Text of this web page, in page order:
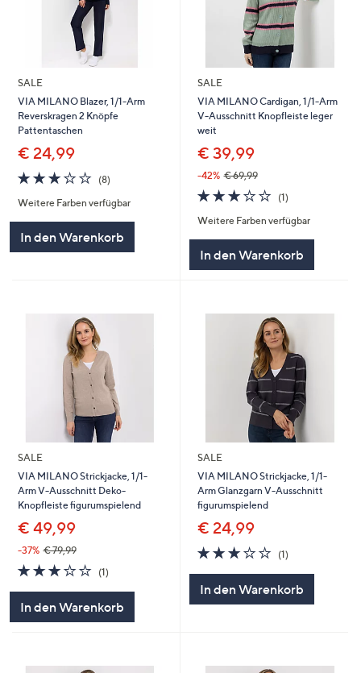
SALE
VIA MILANO Blazer, 1/1-Arm
Reverskragen 2 Knöpfe
Pattentaschen
€ 24,99
3.1
von
5
(8)
Weitere Farben verfügbar
In den Warenkorb
SALE
VIA MILANO Cardigan, 1/1-Arm
V-Ausschnitt Knopfleiste leger
weit
€ 39,99
-42% € 69,99
3.0
von
5
(1)1
Weitere Farben verfügbar
In den Warenkorb
SALE
VIA MILANO Strickjacke, 1/1-
Arm V-Ausschnitt Deko-
Knopfleiste figurumspielend
€ 49,99
-37% € 79,99
3.0
von
5
(1)
In den Warenkorb
SALE
VIA MILANO Strickjacke, 1/1-
Arm Glanzgarn V-Ausschnitt
figurumspielend
€ 24,99
3.0
von
(1)1
In den Warenkorb